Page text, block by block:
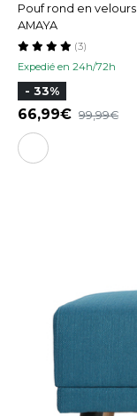
Pouf rond en
AMAYA
Expedié en 24h/72h
(3)
- 33%
66,99 99,99